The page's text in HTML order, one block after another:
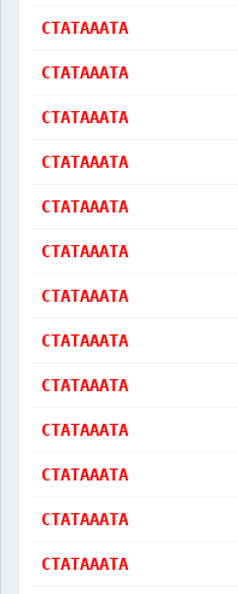
CTATAAATA
CTATAAATA
CTATAAATA
CTATAAATA
CTATAAATA
CTATAAATA
CTATAAATA
CTATAAATA
CTATAAATA
CTATAAATA
CTATAAATA
CTATAAATA
CTATAAATA